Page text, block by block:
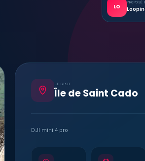
LO
PROPOSÉ
LE SPOT
Île de Saint Cado
DJI mini 4 pro